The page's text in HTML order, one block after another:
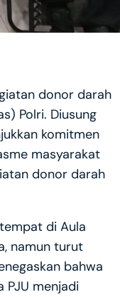
donor darah
Polri. Diusung
komitmen
masyarakat
donor darah
di Aula
namun turut
bahwa
PJU menjadi